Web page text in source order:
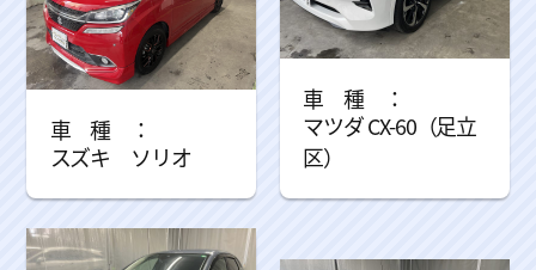
スズキ ソリオ
マツダ CX-60（足立
区）